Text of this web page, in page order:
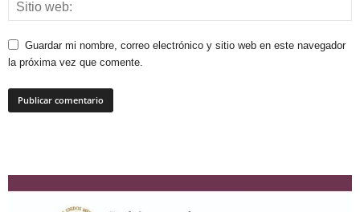
Guardar mi nombre, correo electrónico y sitio web en este navegador
la próxima vez que comente.